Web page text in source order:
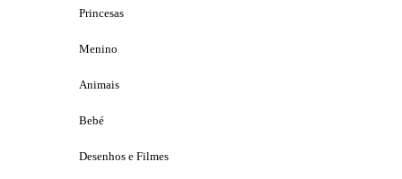
Princesas
Menino
Animais
Bebé
Desenhos e Filmes